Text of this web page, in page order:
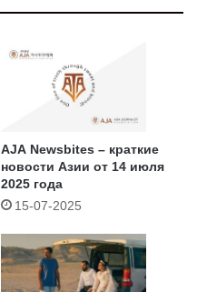
AJA Newsbites – краткие
новости Азии от 14 июля
2025 года
15-07-2025